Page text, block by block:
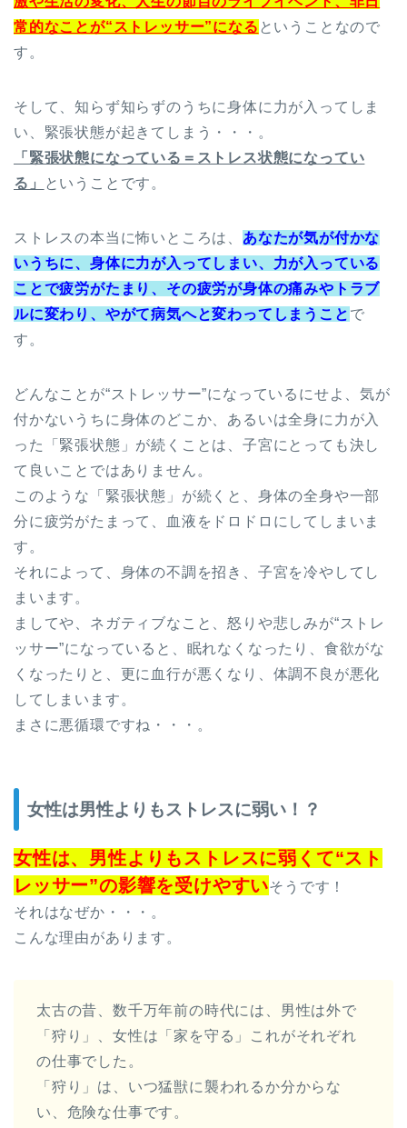
常的なことが“ストレッサー”になる ということなので
す。
そして、知らず知らずのうちに身体に力が入ってしま
い、緊張状態が起きてしまう・・・。
「緊張状態になっている＝ストレス状態になってい
る」
ということです。
ストレスの本当に怖いところは、 あなたが気が付かな
いうちに、身体に力が入ってしまい、力が入っている
ことで疲労がたまり、その疲労が身体の痛みやトラブ
ルに変わり、やがて病気へと変わってしまうこと で
す。
どんなことが“ストレッサー”になっているにせよ、気が
付かないうちに身体のどこか、あるいは全身に力が入
った「緊張状態」が続くことは、子宮にとっても決し
て良いことではありません。
このような「緊張状態」が続くと、身体の全身や一部
分に疲労がたまって、血液をドロドロにしてしまいま
す。
それによって、身体の不調を招き、子宮を冷やしてし
まいます。
ましてや、ネガティブなこと、怒りや悲しみが“ストレ
ッサー”になっていると、眠れなくなったり、食欲がな
くなったりと、更に血行が悪くなり、体調不良が悪化
してしまいます。
まさに悪循環ですね・・・。
女性は男性よりもストレスに弱い！？
女性は、男性よりもストレスに弱くて“スト
レッサー”の影響を受けやすいそうです！
それはなぜか・・・。
こんな理由があります。
太古の昔、数千万年前の時代には、男性は外で
「狩り」、女性は「家を守る」これがそれぞれ
の仕事でした。
「狩り」は、いつ猛獣に襲われるか分からな
い、危険な仕事です。